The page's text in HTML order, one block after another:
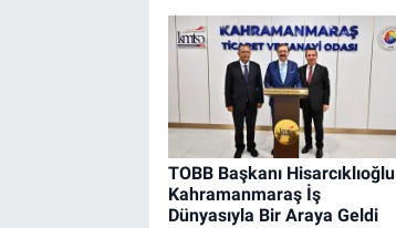
TOBB Başkanı Hisarcıklıoğlu
Kahramanmaraş İş
Dünyasıyla Bir Araya Geldi